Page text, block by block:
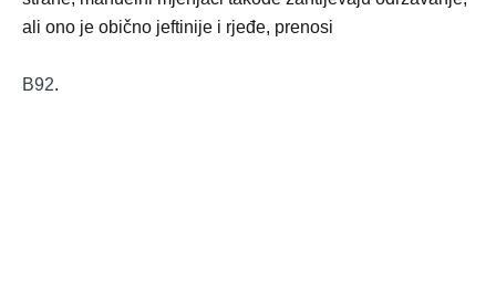
ali ono je obično jeftinije i rjeđe, prenosi
B92.